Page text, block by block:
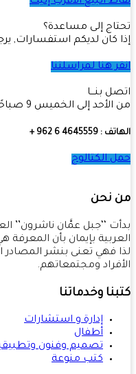
إلى مساعدة؟
كان لديكم استفسارات, يرجى
هنا لمراسلتنا
بنـــا
إلى الخميس 9 صباحًا إلى 5 مساءً
6 962 +
الكتالوج
نحن
‘‘جبل عمَّان ناشرون’’
بإيمان بأن المعرفة هي
فهي تعنى بنشر المصادر التي
ومجتمعاتهم.
وخدماتنا
إدارة و استشارات
أطفال
تصميم وفنون وتطبيقية
كتب منوعة